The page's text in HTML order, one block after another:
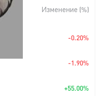
Изменение (%)
-0.20%
-1.90%
+55.00%